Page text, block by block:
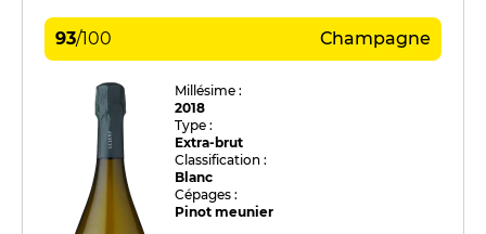
93/100 Champagne
Millésime :
2018
Type :
Extra-brut
Classification :
Blanc
Cépages :
Pinot meunier